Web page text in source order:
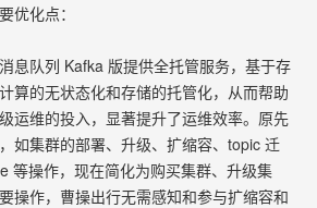
优化点：
息队列 Kafka 版提供全托管服务，基于存
算的无状态化和存储的托管化，从而帮助
运维的投入，显著提升了运维效率。原先
如集群的部署、升级、扩缩容、topic 迁
等操作，现在简化为购买集群、升级集
操作，曹操出行无需感知和参与扩缩容和